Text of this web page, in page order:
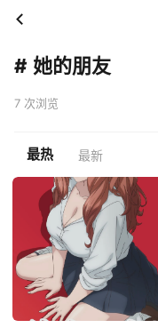
# 她的朋友
7 次浏览
最热 最新